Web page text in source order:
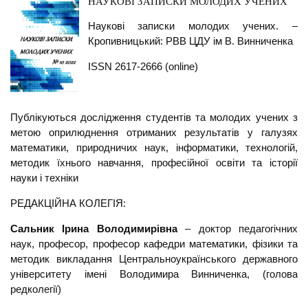
Наукові записки молодих учених. –
Кропивницький: РВВ ЦДУ ім В. Винниченка
ISSN 2617-2666 (online)
Публікуються дослідження студентів та молодих учених з
метою оприлюднення отриманих результатів у галузях
математики, природничих наук, інформатики, технологій,
методик їхнього навчання, професійної освіти та історії
науки і техніки
РЕДАКЦІЙНА КОЛЕГІЯ:
Сальник Ірина Володимирівна– доктор педагогічних
наук, професор, професор кафедри математики, фізики та
методик викладання Центральноукраїнського державного
університету імені Володимира Винниченка, (голова
редколегії)